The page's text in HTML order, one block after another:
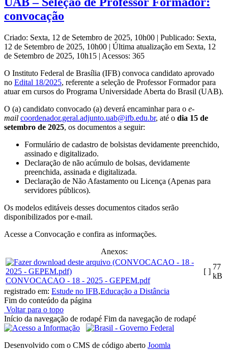
convocação
Criado: Sexta, 12 de Setembro de 2025, 10h00 | Publicado: Sexta,
12 de Setembro de 2025, 10h00 | Última atualização em Sexta, 12
de Setembro de 2025, 10h15 | Acessos: 365
O Instituto Federal de Brasília (IFB) convoca candidato aprovado
no Edital 18/2025, referente a seleção de Professor Formador para
atuar em cursos do Programa Universidade Aberta do Brasil (UAB).
O (a) candidato convocado (a) deverá encaminhar para o e-
mail coordenador.geral.adjunto.uab@ifb.edu.br, até o dia 15 de
setembro de 2025, os documentos a seguir:
Formulário de cadastro de bolsistas devidamente preenchido,
assinado e digitalizado.
Declaração de não acúmulo de bolsas, devidamente
preenchida, assinada e digitalizada.
Declaração de Não Afastamento ou Licença (Apenas para
servidores públicos).
Os modelos editáveis desses documentos citados serão
disponibilizados por e-mail.
Acesse a Convocação e confira as informações.
Anexos:
CONVOCACAO - 18 - 2025 - GEPEM.pdf
[ ]
77
kB
registrado em: Estude no IFB,Educação a Distância
Fim do conteúdo da página
Voltar para o topo
Início da navegação de rodapé Fim da navegação de rodapé
Desenvolvido com o CMS de código aberto Joomla